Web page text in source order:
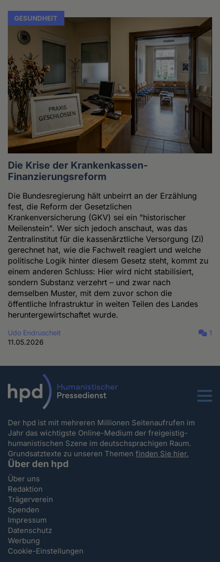
GESUNDHEIT
Die Krise der Krankenkassen-
Finanzierungsreform
Die Bundesregierung hält unbeirrt an der Erzählung
fest, die Reform der Gesetzlichen
Krankenversicherung (GKV) sei ein "historischer
Meilenstein". Wer sich jedoch anschaut, was das
Zentralinstitut für die kassenärztliche Versorgung (Zi)
gerechnet hat, wie die Fachwelt reagiert und welche
politische Logik hinter diesem Gesetz steht, kommt zu
einem anderen Schluss: Hier wird nicht stabilisiert,
sondern Substanz verzehrt – und zwar nach
demselben Muster, mit dem zuvor schon die
öffentliche Infrastruktur in weiten Teilen des Landes
heruntergewirtschaftet wurde.
Udo Endruscheit
11.05.2026
1
Menu
Der hpd ist mit mehreren Millionen Seitenaufrufen im
Jahr das wichtigste Online-Medium der freigeistig-
humanistischen Szene im deutschsprachigen Raum.
Grundsatztexte zu unseren Themenfinden Sie hier.
Über den hpd
Über uns
Redaktion
Trägerverein
Spenden
Impressum
Datenschutz
Werbung
Cookie-Einstellungen